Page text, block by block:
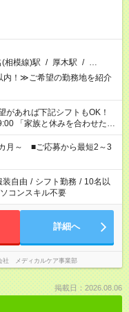
相模線)駅 / 厚木駅 / …
！≫ご希望の勤務地を紹介
せた
たい」 「できれば残業はし
。 ※Wワーク希望
務時間と、もう1つのお仕事
える場合は応募できません。
月～ ■ご応募から最短2～3
装自由 / シフト勤務 / 10名以
コンスキル不要
詳細へ
社 メディカルケア事業部
掲載日：2026.08.06